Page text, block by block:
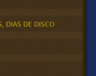
DIAS DE DISCO